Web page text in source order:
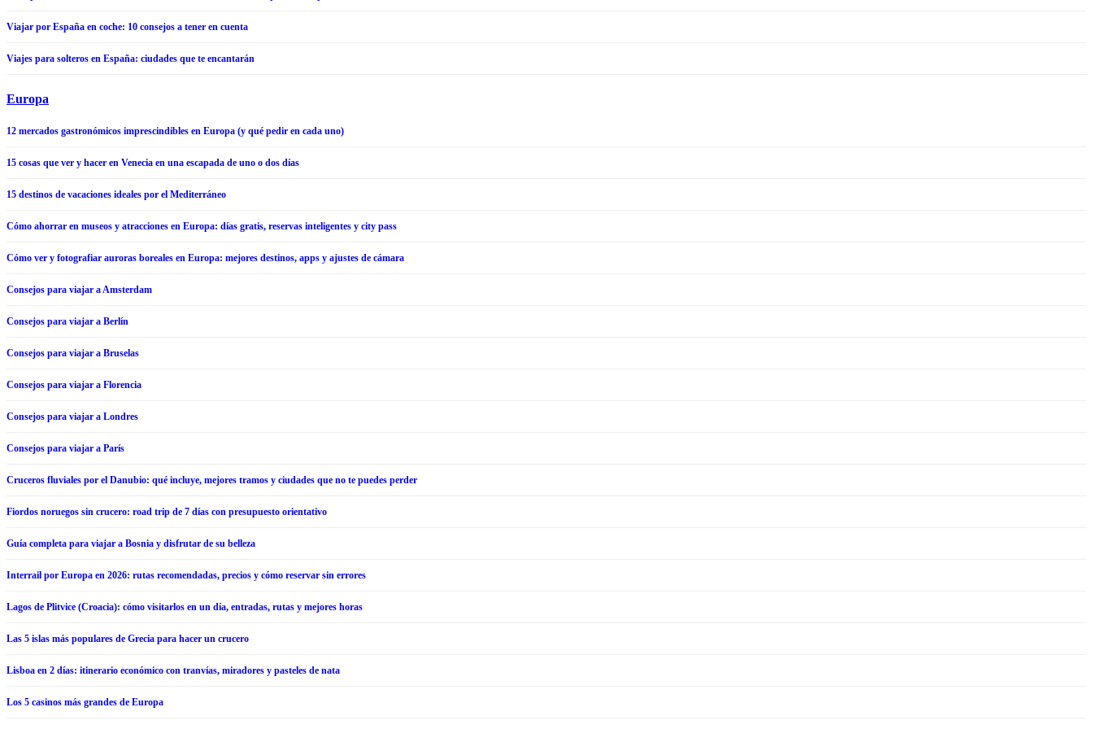
Viajar por España en coche: 10 consejos a tener en cuenta
Viajes para solteros en España: ciudades que te encantarán
Europa
12 mercados gastronómicos imprescindibles en Europa (y qué pedir en cada uno)
15 cosas que ver y hacer en Venecia en una escapada de uno o dos días
15 destinos de vacaciones ideales por el Mediterráneo
Cómo ahorrar en museos y atracciones en Europa: días gratis, reservas inteligentes y city pass
Cómo ver y fotografiar auroras boreales en Europa: mejores destinos, apps y ajustes de cámara
Consejos para viajar a Amsterdam
Consejos para viajar a Berlín
Consejos para viajar a Bruselas
Consejos para viajar a Florencia
Consejos para viajar a Londres
Consejos para viajar a París
Cruceros fluviales por el Danubio: qué incluye, mejores tramos y ciudades que no te puedes perder
Fiordos noruegos sin crucero: road trip de 7 días con presupuesto orientativo
Guía completa para viajar a Bosnia y disfrutar de su belleza
Interrail por Europa en 2026: rutas recomendadas, precios y cómo reservar sin errores
Lagos de Plitvice (Croacia): cómo visitarlos en un día, entradas, rutas y mejores horas
Las 5 islas más populares de Grecia para hacer un crucero
Lisboa en 2 días: itinerario económico con tranvías, miradores y pasteles de nata
Los 5 casinos más grandes de Europa